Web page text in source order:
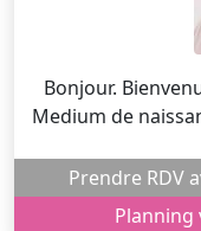
Bonjour. Bienvenue dans mon salon. Je suis Mady.
Planning